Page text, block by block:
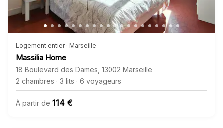
Logement entier · Marseille
Massilia Home
18 Boulevard des Dames 13002 Marseille
2 chambres · 3 lits · 6 voyageurs
À partir de 114 €